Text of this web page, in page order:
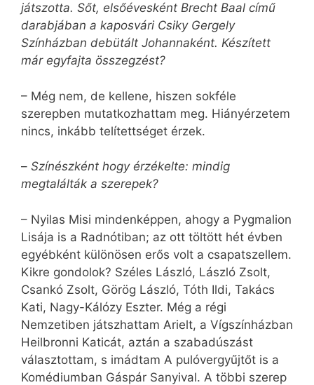
játszotta. Sőt, elsőévesként Brecht Baal című
darabjában a kaposvári Csiky Gergely
Színházban debütált Johannaként. Készített
már egyfajta összegzést?
– Még nem, de kellene, hiszen sokféle
szerepben mutatkozhattam meg. Hiányérzetem
nincs, inkább telítettséget érzek.
– Színészként hogy érzékelte: mindig
megtalálták a szerepek?
– Nyilas Misi mindenképpen, ahogy a Pygmalion
Lisája is a Radnótiban; az ott töltött hét évben
egyébként különösen erős volt a csapatszellem.
Kikre gondolok? Széles László, László Zsolt,
Csankó Zsolt, Görög László, Tóth Ildi, Takács
Kati, Nagy-Kálózy Eszter. Még a régi
Nemzetiben játszhattam Arielt, a Vígszínházban
Heilbronni Katicát, aztán a szabadúszást
választottam, s imádtam A pulóvergyűjtőt is a
Komédiumban Gáspár Sanyival. A többi szerep